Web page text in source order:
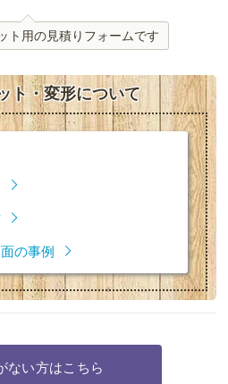
ト用の見積りフォームです
ト・変形について
の事例
ない方はこちら